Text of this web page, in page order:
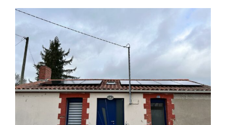
Voir
agrandie